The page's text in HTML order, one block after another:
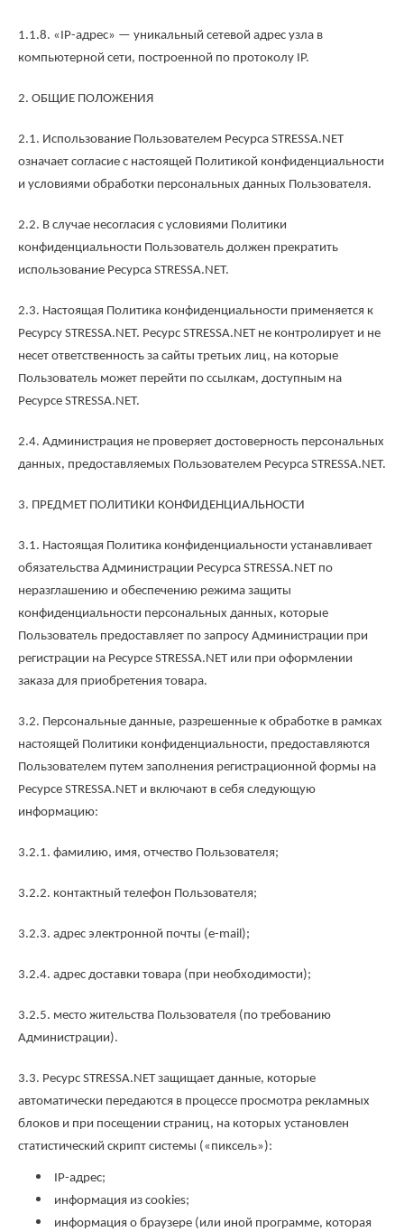
1.1.8. «IP-адрес» — уникальный сетевой адрес узла в
компьютерной сети, построенной по протоколу IP.
2. ОБЩИЕ ПОЛОЖЕНИЯ
2.1. Использование Пользователем Ресурса STRESSA.NET
означает согласие с настоящей Политикой конфиденциальности
и условиями обработки персональных данных Пользователя.
2.2. В случае несогласия с условиями Политики
конфиденциальности Пользователь должен прекратить
использование Ресурса STRESSA.NET.
2.3. Настоящая Политика конфиденциальности применяется к
Ресурсу STRESSA.NET. Ресурс STRESSA.NET не контролирует и не
несет ответственность за сайты третьих лиц, на которые
Пользователь может перейти по ссылкам, доступным на
Ресурсе STRESSA.NET.
2.4. Администрация не проверяет достоверность персональных
данных, предоставляемых Пользователем Ресурса STRESSA.NET.
3. ПРЕДМЕТ ПОЛИТИКИ КОНФИДЕНЦИАЛЬНОСТИ
3.1. Настоящая Политика конфиденциальности устанавливает
обязательства Администрации Ресурса STRESSA.NET по
неразглашению и обеспечению режима защиты
конфиденциальности персональных данных, которые
Пользователь предоставляет по запросу Администрации при
регистрации на Ресурсе STRESSA.NET или при оформлении
заказа для приобретения товара.
3.2. Персональные данные, разрешенные к обработке в рамках
настоящей Политики конфиденциальности, предоставляются
Пользователем путем заполнения регистрационной формы на
Ресурсе STRESSA.NET и включают в себя следующую
информацию:
3.2.1. фамилию, имя, отчество Пользователя;
3.2.2. контактный телефон Пользователя;
3.2.3. адрес электронной почты (e-mail);
3.2.4. адрес доставки товара (при необходимости);
3.2.5. место жительства Пользователя (по требованию
Администрации).
3.3. Ресурс STRESSA.NET защищает данные, которые
автоматически передаются в процессе просмотра рекламных
блоков и при посещении страниц, на которых установлен
статистический скрипт системы («пиксель»):
IP-адрес;
информация из cookies;
информация о браузере (или иной программе, которая